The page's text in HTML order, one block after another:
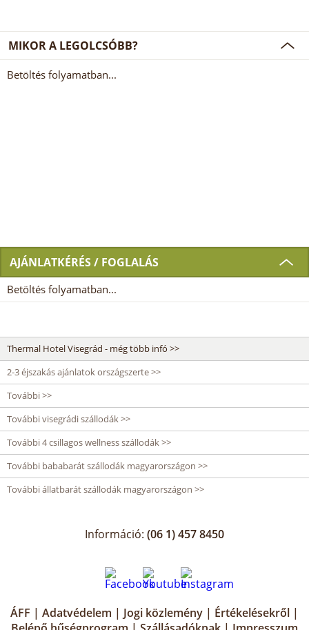
MIKOR A LEGOLCSÓBB?
Betöltés folyamatban...
AJÁNLATKÉRÉS / FOGLALÁS
Betöltés folyamatban...
Thermal Hotel Visegrád - még több infó >>
2-3 éjszakás ajánlatok országszerte >>
További >>
További visegrádi szállodák >>
További 4 csillagos wellness szállodák >>
További bababarát szállodák magyarországon >>
További állatbarát szállodák magyarországon >>
Információ: (06 1) 457 8450
ÁFF | Adatvédelem | Jogi közlemény | Értékelésekről |